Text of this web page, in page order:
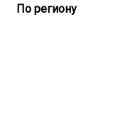
По региону